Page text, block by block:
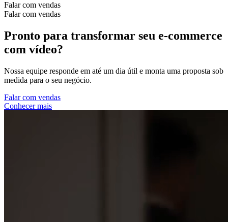
Falar com vendas
Falar com vendas
Pronto para transformar seu e-commerce
com vídeo?
Nossa equipe responde em até um dia útil e monta uma proposta sob
medida para o seu negócio.
Falar com vendas
Conhecer mais